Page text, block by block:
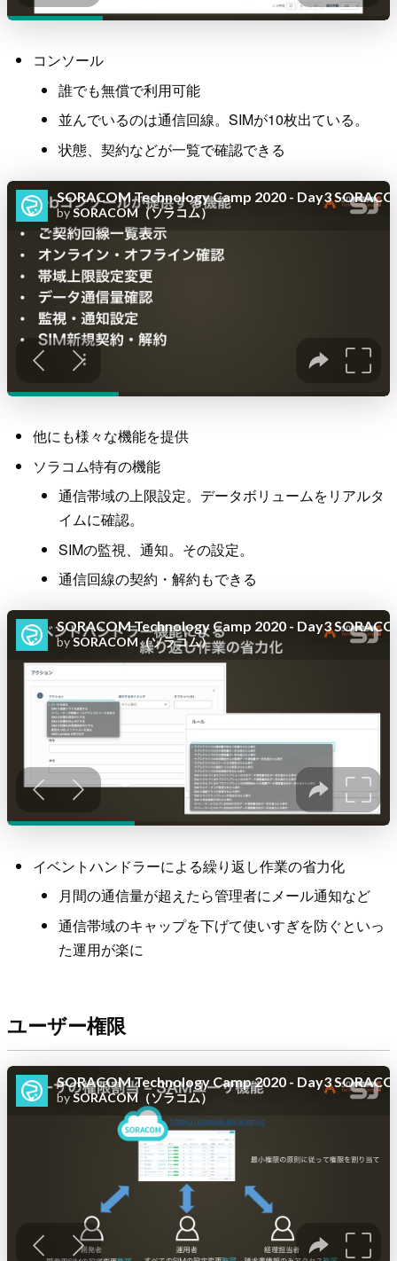
コンソール
誰でも無償で利用可能
並んでいるのは通信回線。SIMが10枚出ている。
状態、契約などが一覧で確認できる
他にも様々な機能を提供
ソラコム特有の機能
通信帯域の上限設定。データボリュームをリアルタ
イムに確認。
SIMの監視、通知。その設定。
通信回線の契約・解約もできる
イベントハンドラーによる繰り返し作業の省力化
月間の通信量が超えたら管理者にメール通知など
通信帯域のキャップを下げて使いすぎを防ぐといっ
た運用が楽に
ユーザー権限